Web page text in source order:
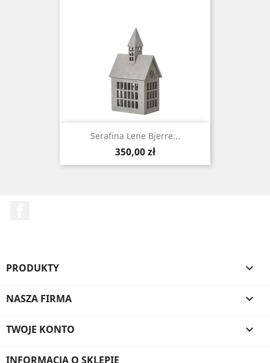
Serafina Lene Bjerre...
Cena
350,00 zł
PRODUKTY 
NASZA FIRMA 
TWOJE KONTO 
INFORMACJA O SKLEPIE